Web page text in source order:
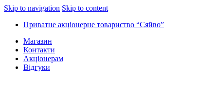
Skip to navigation Skip to content
Приватне акціонерне товариство “Сяйво”
Магазин
Контакти
Акціонерам
Відгуки